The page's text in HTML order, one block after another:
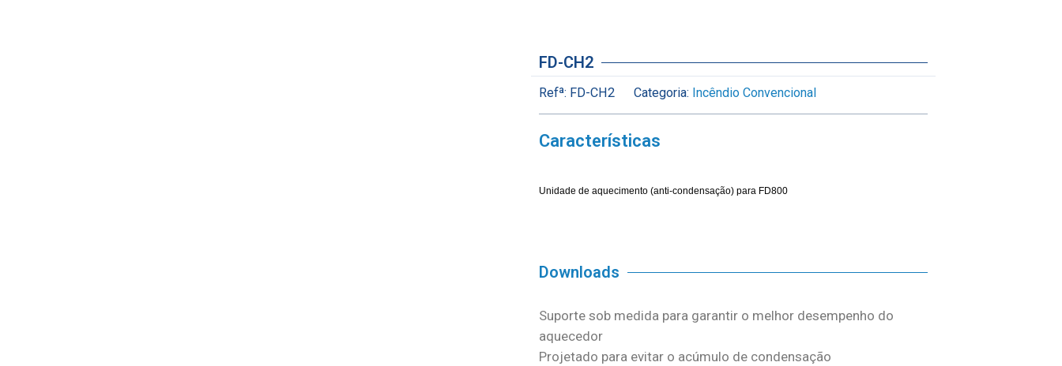
FD-CH2
Refª: FD-CH2 Categoria: Incêndio Convencional
Características
Unidade de aquecimento (anti-condensação) para FD800
Downloads
Suporte sob medida para garantir o melhor desempenho do
aquecedor
Projetado para evitar o acúmulo de condensação